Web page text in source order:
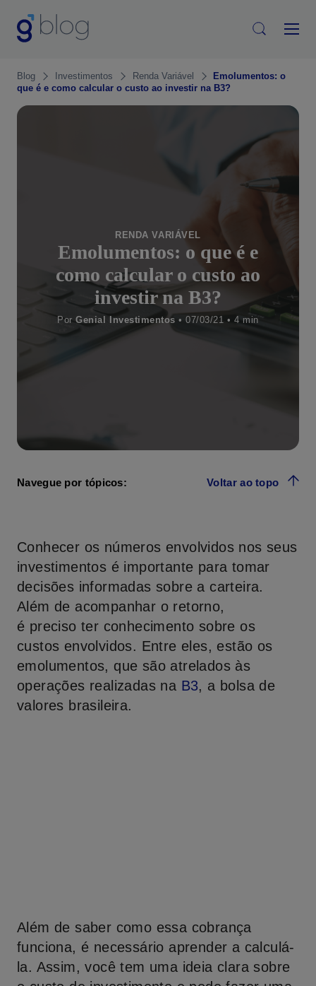
Blog Investimentos Renda Variável
Emolumentos: o
que é e como calcular o custo ao investir na B3?
RENDA VARIÁVEL
Emolumentos: o que é e
como calcular o custo ao
investir na B3?
PorGenial Investimentos • 07/03/21 •
Navegue por tópicos: Voltar ao topo
Conhecer os números envolvidos nos seus
investimentos é importante para tomar
decisões informadas sobre a carteira.
Além de acompanhar o retorno,
é preciso ter conhecimento sobre os
custos envolvidos. Entre eles, estão os
emolumentos, que são atrelados às
operações realizadas na B3, a bolsa de
valores brasileira.
Além de saber como essa cobrança
funciona, é necessário aprender a calculá-
la. Assim, você tem uma ideia clara sobre